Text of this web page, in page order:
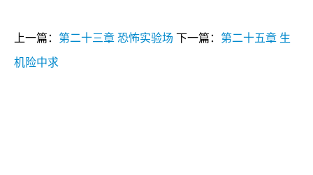
上一篇： 第二十三章 恐怖实验场 下一篇： 第二十五章 生
机险中求